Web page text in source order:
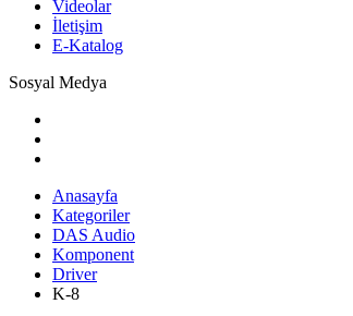
Videolar
İletişim
E-Katalog
Sosyal Medya
Anasayfa
Kategoriler
DAS Audio
Komponent
Driver
K-8